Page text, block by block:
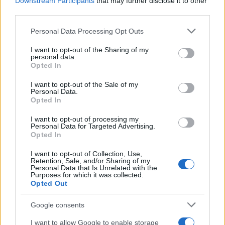
Please note that this website/app uses one or more Google
not limited to your visit or usage behaviour. You may click to
grant or deny consent to Google and its third-party tags to
use your data for below specified purposes in below Google
consent section.
Personal Data Processing Opt Outs
I want to opt-out of the Sharing of my
personal data.
Opted In
I want to opt-out of the Sale of my
Personal Data.
Opted In
I want to opt-out of processing my
Personal Data for Targeted Advertising.
Opted In
I want to opt-out of Collection, Use,
Retention, Sale, and/or Sharing of my
Personal Data that Is Unrelated with the
Purposes for which it was collected.
Opted Out
Google consents
I want to allow Google to enable storage
κακές και βλαπτικές με την πράξη καθεαυτήν. Η
θέση του Πρωθυπουργού ότι η παρακολούθηση
ήταν τυπικά νόμιμη αλλά πολιτικά εσφαλμένη είναι
μεγάλων διαστάσεων σφάλμα. Μπορούν άραγε να
παρακολουθούνται πολιτικά πρόσωπα, βουλευτές
ασφάλειας» εάν το σταθμίσει ο εκάστοτε
πρωθυπουργός και το εγκρίνει ένας εισαγγελέας
εφετών; Όχι βέβαια. Περιμένω ο Πρωθυπουργός να
επανέλθει με σχετική διευκρίνηση.
Συνεπώς ως προς το συγκεκριμένο και
ομολογημένο συμβάν οφείλουν να κινηθούν
αμέσως τα αρμόδια όργανα της ποινικής
δικαιοσύνης που δεν έχουν να περιμένουν καμία
κοινοβουλευτική διαδικασία ως προς την ποινική